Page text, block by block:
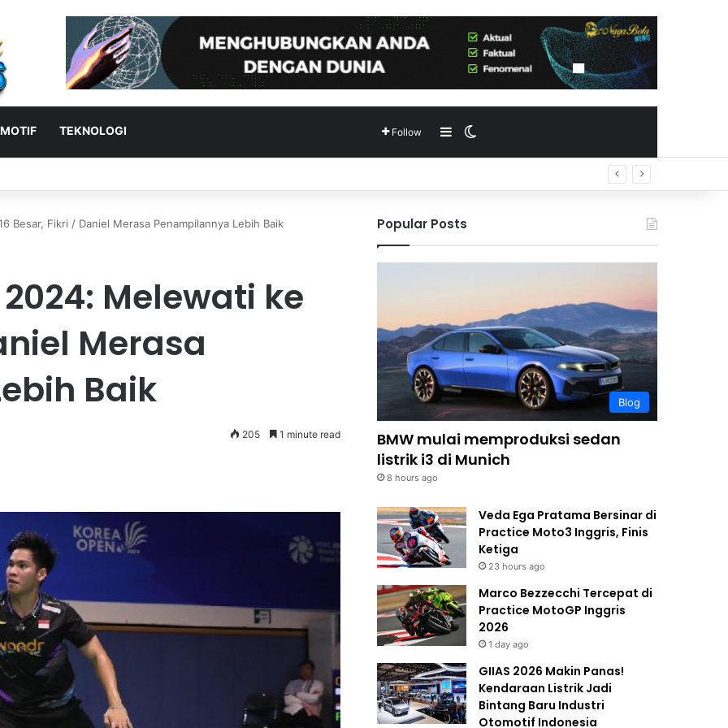
TEKNOLOGI Follow Sidebar
futsal Indonesia segera TC di Spanyol
Besar, Fikri / Daniel Merasa Penampilannya Lebih Baik
Melewati ke
Merasa
Baik
205 1 minute read
Popular Posts
Blog
BMW mulai memproduksi sedan
listrik i3 di Munich
8 hours ago
Veda Ega Pratama Bersinar di
Practice Moto3 Inggris, Finis
Ketiga
23 hours ago
Marco Bezzecchi Tercepat di
Practice MotoGP Inggris
2026
1 day ago
GIIAS 2026 Makin Panas!
Kendaraan Listrik Jadi
Bintang Baru Industri
Otomotif Indonesia